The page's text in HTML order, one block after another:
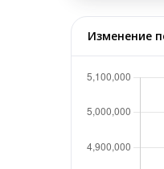
Изменение